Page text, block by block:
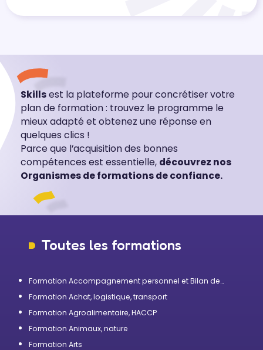
Skillsest la plateforme pour concrétiser votre
plan de formation : trouvez le programme le
mieux adapté et obtenez une réponse en
quelques clics !
Parce que l’acquisition des bonnes
compétences est essentielle, découvrez nos
Organismes de formations de confiance.
Toutes les formations
Formation Accompagnement personnel et Bilan de
Formation Achat, logistique, transport
Formation Agroalimentaire, HACCP
Formation Animaux, nature
Formation Arts